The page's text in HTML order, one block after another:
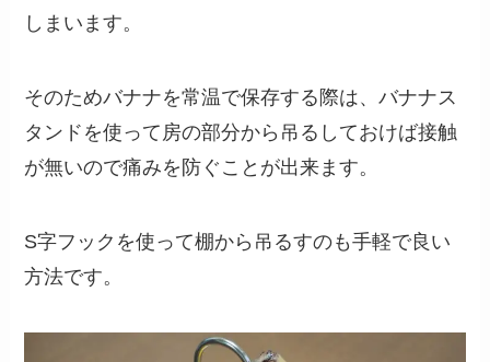
しまいます。
そのためバナナを常温で保存する際は、バナナス
タンドを使って房の部分から吊るしておけば接触
が無いので痛みを防ぐことが出来ます。
S字フックを使って棚から吊るすのも手軽で良い
方法です。